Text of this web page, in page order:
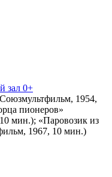
зал 0+
1954,
пионеров»
мин.); «Паровозик из
1967, 10 мин.)